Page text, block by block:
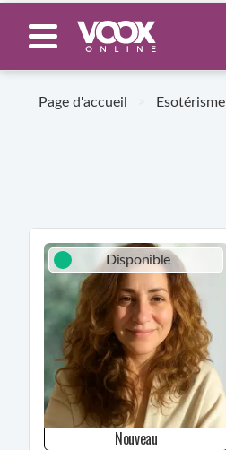
Page d'accueil Esotérisme
Disponible
Nouveau